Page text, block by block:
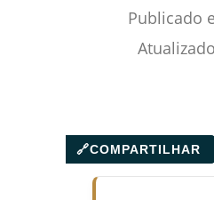
Publicado
🔗COMPARTILHAR